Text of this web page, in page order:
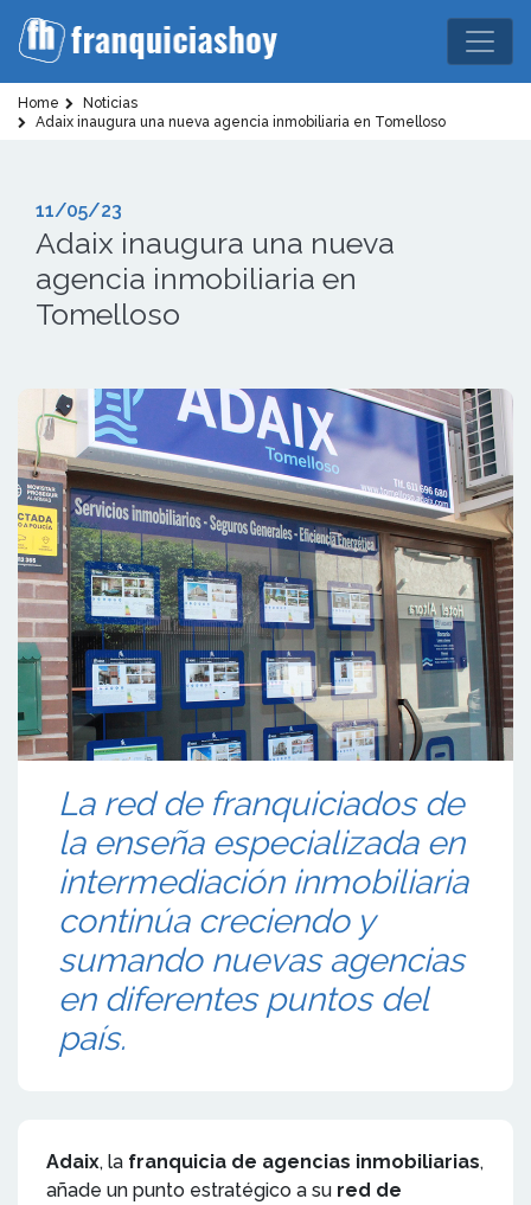
Home
Noticias
Adaix inaugura una nueva agencia inmobiliaria en Tomelloso
11/05/23
Adaix inaugura una nueva
agencia inmobiliaria en
Tomelloso
La red de franquiciados de
la enseña especializada en
intermediación inmobiliaria
continúa creciendo y
sumando nuevas agencias
en diferentes puntos del
país.
Adaix, la franquicia de agencias inmobiliarias,
añade un punto estratégico a su red de